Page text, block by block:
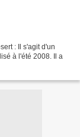
: Il s'agit d'un
à l'été 2008. Il a